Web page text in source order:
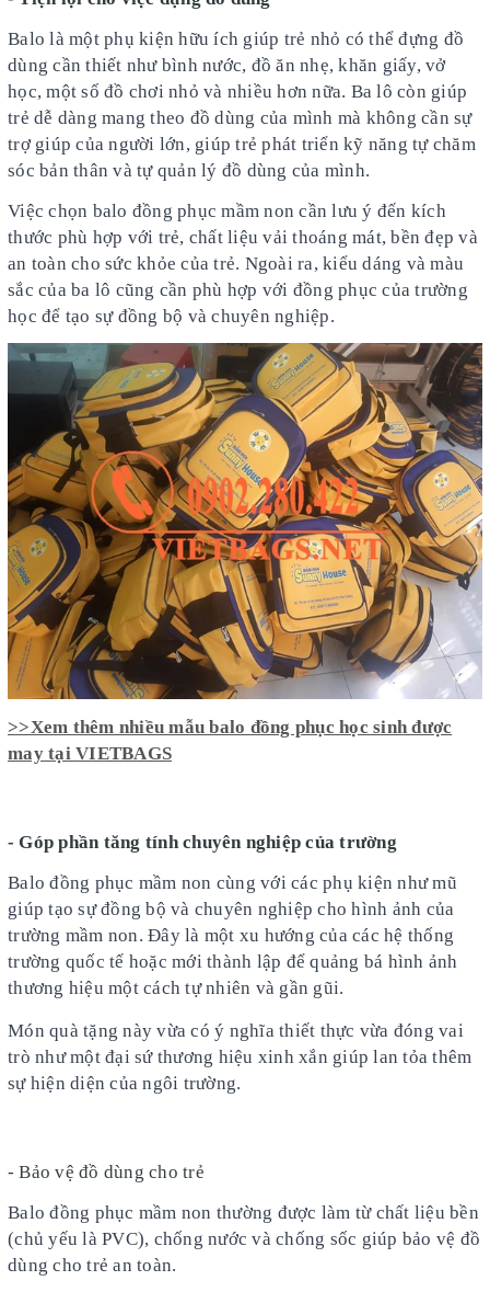
Balo là một phụ kiện hữu ích giúp trẻ nhỏ có thể đựng đồ
dùng cần thiết như bình nước, đồ ăn nhẹ, khăn giấy, vở
học, một số đồ chơi nhỏ và nhiều hơn nữa. Ba lô còn giúp
trẻ dễ dàng mang theo đồ dùng của mình mà không cần sự
trợ giúp của người lớn, giúp trẻ phát triển kỹ năng tự chăm
sóc bản thân và tự quản lý đồ dùng của mình.
Việc chọn balo đồng phục mầm non cần lưu ý đến kích
thước phù hợp với trẻ, chất liệu vải thoáng mát, bền đẹp và
an toàn cho sức khỏe của trẻ. Ngoài ra, kiểu dáng và màu
sắc của ba lô cũng cần phù hợp với đồng phục của trường
học để tạo sự đồng bộ và chuyên nghiệp.
>>Xem thêm nhiều mẫu balo đồng phục học sinh được
may tại VIETBAGS
- Góp phần tăng tính chuyên nghiệp của trường
Balo đồng phục mầm non cùng với các phụ kiện như mũ
giúp tạo sự đồng bộ và chuyên nghiệp cho hình ảnh của
trường mầm non. Đây là một xu hướng của các hệ thống
trường quốc tế hoặc mới thành lập để quảng bá hình ảnh
thương hiệu một cách tự nhiên và gần gũi.
Món quà tặng này vừa có ý nghĩa thiết thực vừa đóng vai
trò như một đại sứ thương hiệu xinh xắn giúp lan tỏa thêm
sự hiện diện của ngôi trường.
- Bảo vệ đồ dùng cho trẻ
Balo đồng phục mầm non thường được làm từ chất liệu bền
(chủ yếu là PVC), chống nước và chống sốc giúp bảo vệ đồ
dùng cho trẻ an toàn.